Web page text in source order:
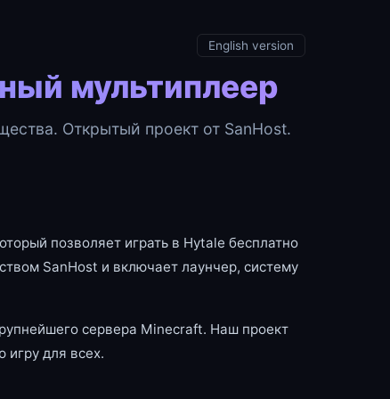
English version
мультиплеер
Открытый проект от SanHost.
позволяет играть в Hytale бесплатно
SanHost и включает лаунчер, систему
сервера Minecraft. Наш проект
игру для всех.